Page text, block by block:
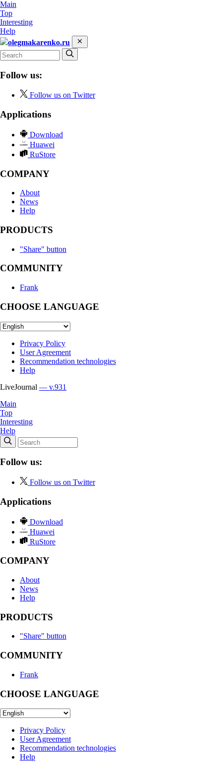
Main
Top
Interesting
Help
olegmakarenko.ru
Follow us:
Follow us on Twitter
Applications
Download
Huawei
RuStore
COMPANY
About
News
Help
PRODUCTS
"Share" button
COMMUNITY
Frank
CHOOSE LANGUAGE
Privacy Policy
User Agreement
Recommendation technologies
Help
LiveJournal — v.931
Main
Top
Interesting
Help
Follow us:
Follow us on Twitter
Applications
Download
Huawei
RuStore
COMPANY
About
News
Help
PRODUCTS
"Share" button
COMMUNITY
Frank
CHOOSE LANGUAGE
Privacy Policy
User Agreement
Recommendation technologies
Help